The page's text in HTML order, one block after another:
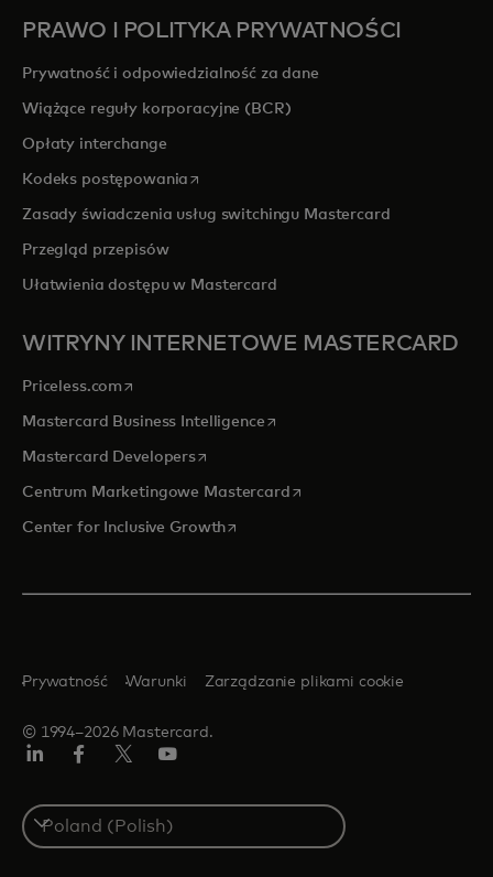
PRAWO I POLITYKA PRYWATNOŚCI
Prywatność i odpowiedzialność za dane
Wiążące reguły korporacyjne (BCR)
Opłaty interchange
Kodeks postępowania opens in a new tab
Zasady świadczenia usług switchingu Mastercard
Przegląd przepisów
Ułatwienia dostępu w Mastercard
WITRYNY INTERNETOWE MASTERCARD
Priceless.com opens in a new tab
Mastercard Business Intelligenceopens in a new tab
Mastercard Developersopens in a new tab
Centrum Marketingowe Mastercardopens in a new tab
Center for Inclusive Growthopens in a new tab
© 1994–2026 Mastercard.
Prywatność Warunki Zarządzanie plikami cookie
Select
a
country